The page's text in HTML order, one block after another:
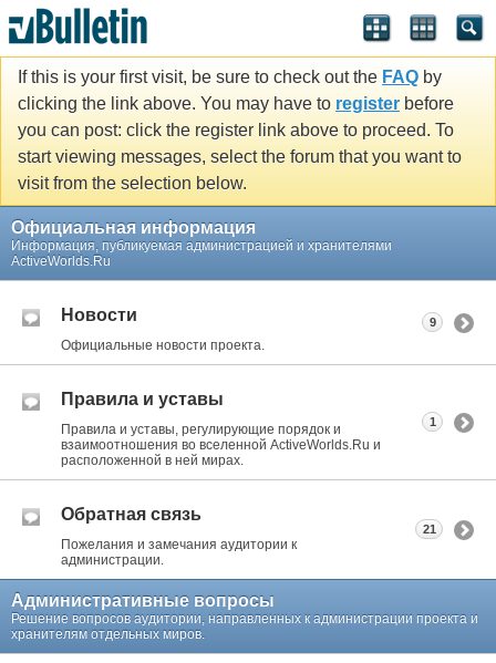
If this is your first visit, be sure to check out the FAQ by
clicking the link above. You may have to register before
you can post: click the register link above to proceed. To
start viewing messages, select the forum that you want to
visit from the selection below.
Официальная информация
Информация, публикуемая администрацией и хранителями
ActiveWorlds.Ru
Новости
Официальные новости проекта.
9
Правила и уставы
Правила и уставы, регулирующие порядок и
взаимоотношения во вселенной ActiveWorlds.Ru и
расположенной в ней мирах.
1
Обратная связь
Пожелания и замечания аудитории к
администрации.
21
Административные вопросы
Решение вопросов аудитории, направленных к администрации проекта и
хранителям отдельных миров.